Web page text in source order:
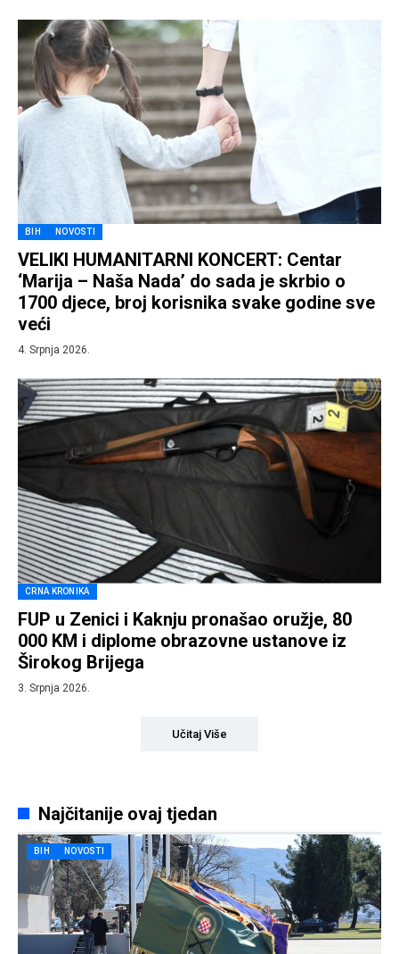
BIH NOVOSTI
VELIKI HUMANITARNI KONCERT: Centar
‘Marija – Naša Nada’ do sada je skrbio o
1700 djece, broj korisnika svake godine sve
veći
4. Srpnja 2026.
CRNA KRONIKA
FUP u Zenici i Kaknju pronašao oružje, 80
000 KM i diplome obrazovne ustanove iz
Širokog Brijega
3. Srpnja 2026.
Učitaj Više
Najčitanije ovaj tjedan
BIH NOVOSTI